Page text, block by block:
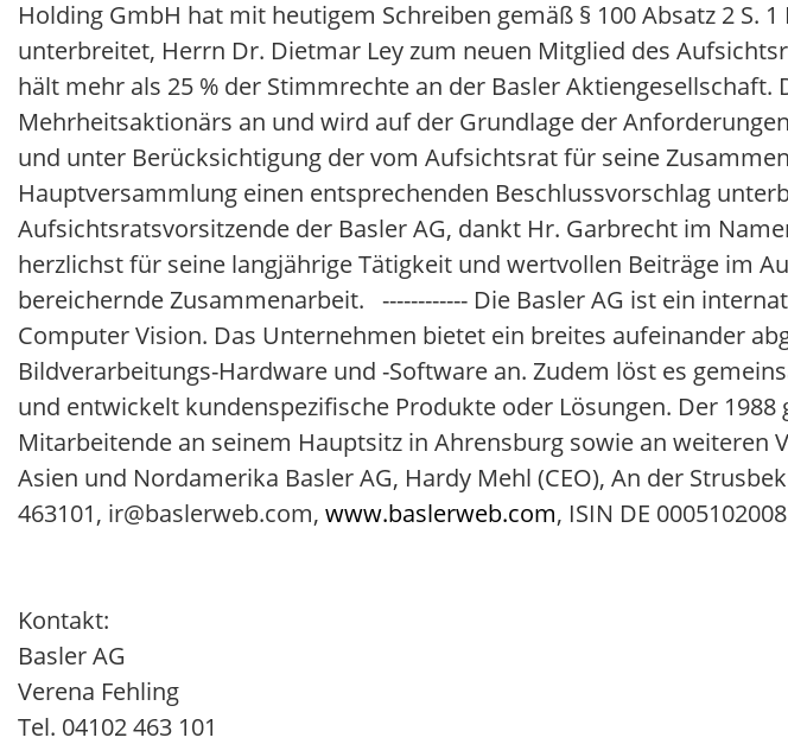
Holding GmbH hat mit heutigem Schreiben gemäß § 100 Absatz 2 S.
unterbreitet, Herrn Dr. Dietmar Ley zum neuen Mitglied des
hält mehr als 25 % der Stimmrechte an der Basler
Mehrheitsaktionärs an und wird auf der Grundlage der
und unter Berücksichtigung der vom Aufsichtsrat für seine
Hauptversammlung einen entsprechenden Beschlussvorschlag
Aufsichtsratsvorsitzende der Basler AG, dankt Hr. Garbrecht im
herzlichst für seine langjährige Tätigkeit und wertvollen Beiträge im
bereichernde Zusammenarbeit. ------------ Die Basler AG ist ein
Computer Vision. Das Unternehmen bietet ein breites aufeinander
Bildverarbeitungs-Hardware und -Software an. Zudem löst es
und entwickelt kundenspezifische Produkte oder Lösungen. Der
Mitarbeitende an seinem Hauptsitz in Ahrensburg sowie an weiteren
Asien und Nordamerika Basler AG, Hardy Mehl (CEO), An der
463101, ir@baslerweb.com, www.baslerweb.com, ISIN DE
Kontakt:
Basler AG
Verena Fehling
Tel. 04102 463 101